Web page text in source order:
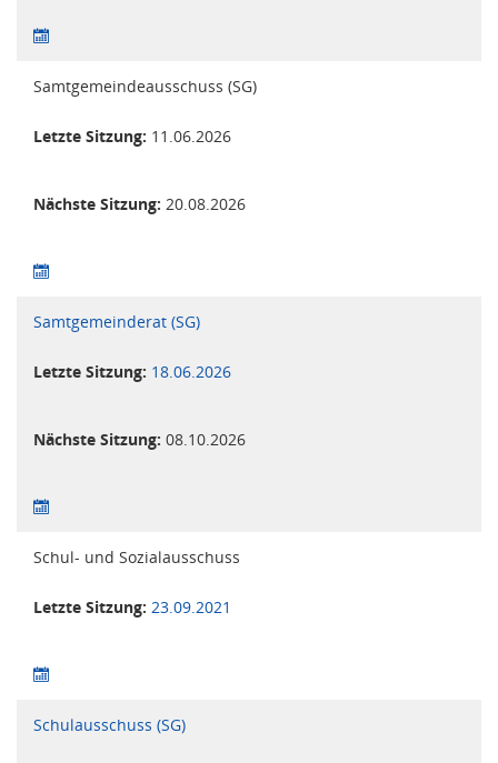
Samtgemeindeausschuss (SG)
Letzte Sitzung: 11.06.2026
Nächste Sitzung: 20.08.2026
Samtgemeinderat (SG)
Letzte Sitzung: 18.06.2026
Nächste Sitzung: 08.10.2026
Schul- und Sozialausschuss
Letzte Sitzung: 23.09.2021
Schulausschuss (SG)